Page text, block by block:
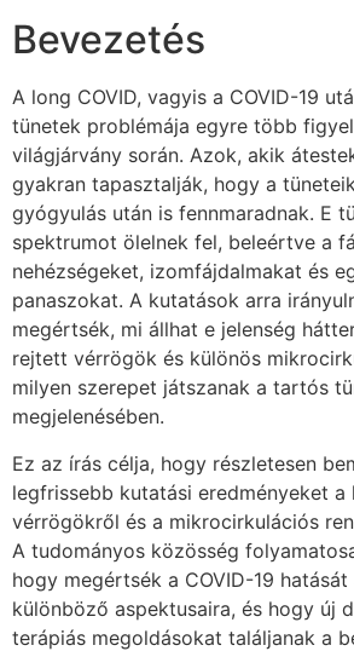
Bevezetés
A long COVID, vagyis a COVID-19
tünetek problémája egyre több
világjárvány során. Azok, akik
gyakran tapasztalják, hogy a
gyógyulás után is fennmaradnak. E
spektrumot ölelnek fel, beleértve a
nehézségeket, izomfájdalmakat és
panaszokat. A kutatások arra
megértsék, mi állhat e jelenség
rejtett vérrögök és különös
milyen szerepet játszanak a tartós
megjelenésében.
Ez az írás célja, hogy részletesen
legfrissebb kutatási eredményeket a
vérrögökről és a mikrocirkulációs
A tudományos közösség
hogy megértsék a COVID-19
különböző aspektusaira, és hogy új
terápiás megoldásokat találjanak a